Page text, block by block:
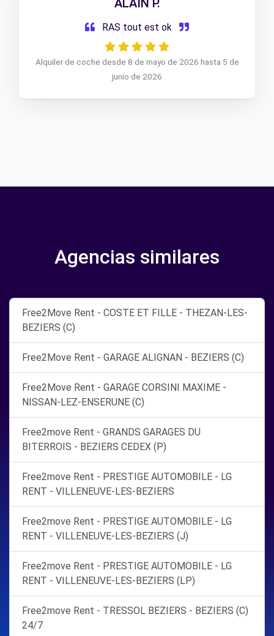
ALAIN P.
RAS tout est ok
Alquiler de coche desde 8 de mayo de 2026 hasta 5 de
junio de 2026
Agencias similares
Free2Move Rent - COSTE ET FILLE - THEZAN-LES-
BEZIERS (C)
Free2Move Rent - GARAGE ALIGNAN - BEZIERS (C)
Free2Move Rent - GARAGE CORSINI MAXIME -
NISSAN-LEZ-ENSERUNE (C)
Free2move Rent - GRANDS GARAGES DU
BITERROIS - BEZIERS CEDEX (P)
Free2move Rent - PRESTIGE AUTOMOBILE - LG
RENT - VILLENEUVE-LES-BEZIERS
Free2move Rent - PRESTIGE AUTOMOBILE - LG
RENT - VILLENEUVE-LES-BEZIERS (J)
Free2move Rent - PRESTIGE AUTOMOBILE - LG
RENT - VILLENEUVE-LES-BEZIERS (LP)
Free2move Rent - TRESSOL BEZIERS - BEZIERS (C)
24/7